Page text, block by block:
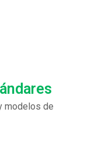
modelos de